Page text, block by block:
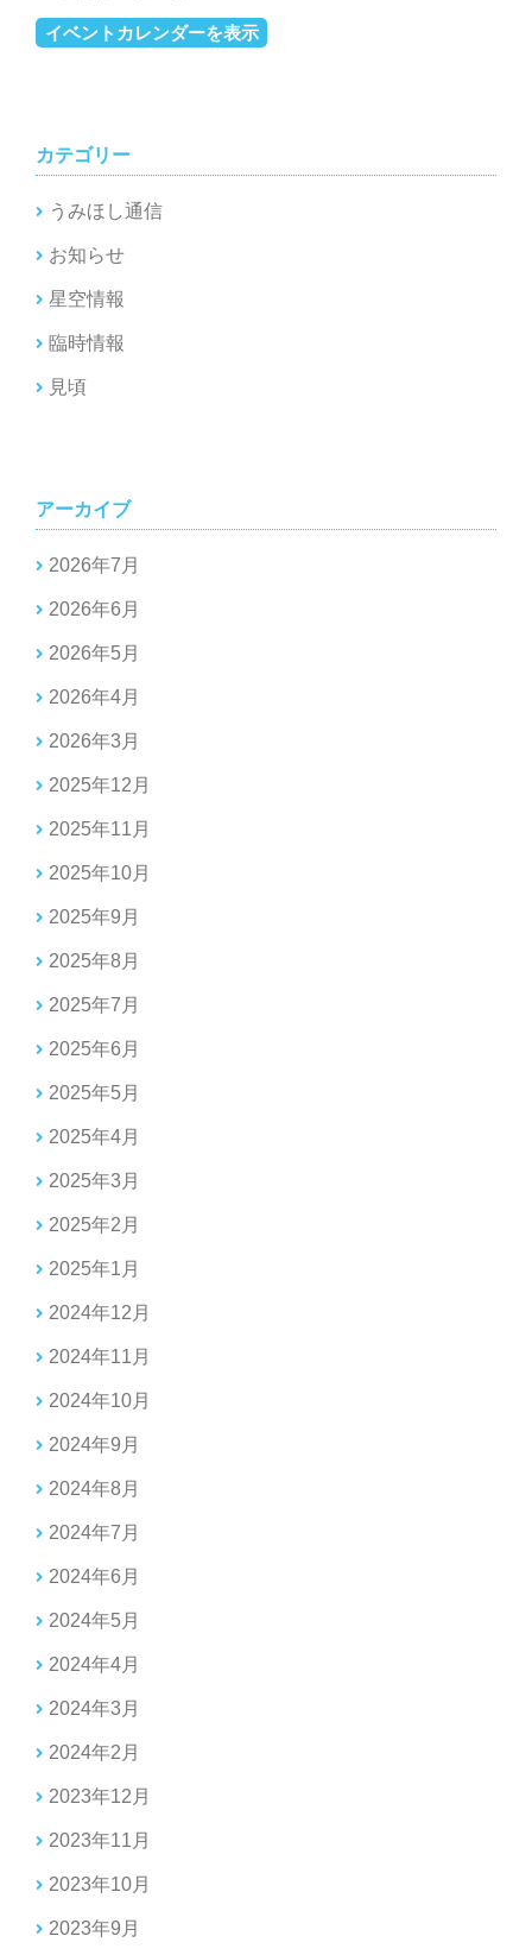
イベントカレンダーを表示
カテゴリー
うみほし通信
お知らせ
星空情報
臨時情報
見頃
アーカイブ
2026年7月
2026年6月
2026年5月
2026年4月
2026年3月
2025年12月
2025年11月
2025年10月
2025年9月
2025年8月
2025年7月
2025年6月
2025年5月
2025年4月
2025年3月
2025年2月
2025年1月
2024年12月
2024年11月
2024年10月
2024年9月
2024年8月
2024年7月
2024年6月
2024年5月
2024年4月
2024年3月
2024年2月
2023年12月
2023年11月
2023年10月
2023年9月